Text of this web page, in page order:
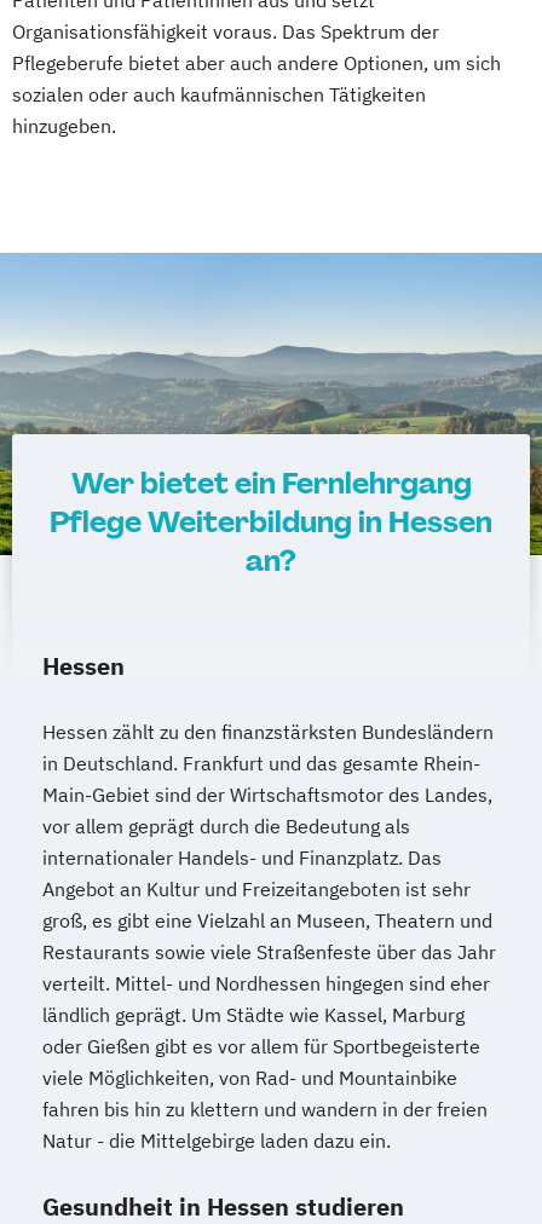
Organisationsfähigkeit voraus. Das Spektrum der
Pflegeberufe bietet aber auch andere Optionen, um sich
sozialen oder auch kaufmännischen Tätigkeiten
hinzugeben.
Wer bietet ein Fernlehrgang
Pflege Weiterbildung in Hessen
an?
Hessen
Hessen zählt zu den finanzstärksten Bundesländern
in Deutschland. Frankfurt und das gesamte Rhein-
Main-Gebiet sind der Wirtschaftsmotor des Landes,
vor allem geprägt durch die Bedeutung als
internationaler Handels- und Finanzplatz. Das
Angebot an Kultur und Freizeitangeboten ist sehr
groß, es gibt eine Vielzahl an Museen, Theatern und
Restaurants sowie viele Straßenfeste über das Jahr
verteilt. Mittel- und Nordhessen hingegen sind eher
ländlich geprägt. Um Städte wie Kassel, Marburg
oder Gießen gibt es vor allem für Sportbegeisterte
viele Möglichkeiten, von Rad- und Mountainbike
fahren bis hin zu klettern und wandern in der freien
Natur - die Mittelgebirge laden dazu ein.
Gesundheit in Hessen studieren